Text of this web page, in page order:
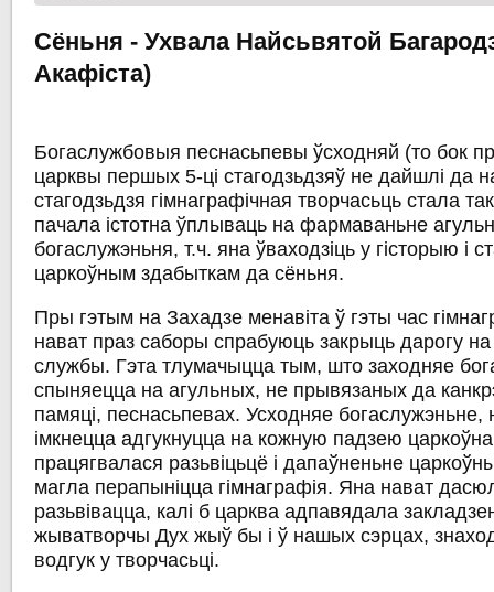
Сёньня - Ухвала Найсьвятой
Акафіста)
Богаслужбовыя песнасьпевы ўсходняй (то бок
царквы першых 5-ці стагодзьдзяў не дайшлі да
стагодзьдзя гімнаграфічная творчасьць стала
пачала істотна ўплываць на фармаваньне
богаслужэньня, т.ч. яна ўваходзіць у гісторыю і
царкоўным здабыткам да сёньня.
Пры гэтым на Захадзе менавіта ў гэты час
нават праз саборы спрабуюць закрыць дарогу
службы. Гэта тлумачыцца тым, што заходняе
спыняецца на агульных, не прывязаных да
памяці, песнасьпевах. Усходняе богаслужэньне,
імкнецца адгукнуцца на кожную падзею
працягвалася разьвіцьцё і дапаўненьне
магла перапыніцца гімнаграфія. Яна нават
разьвівацца, калі б царква адпавядала
жыватворчы Дух жыў бы і ў нашых сэрцах,
водгук у творчасьці.